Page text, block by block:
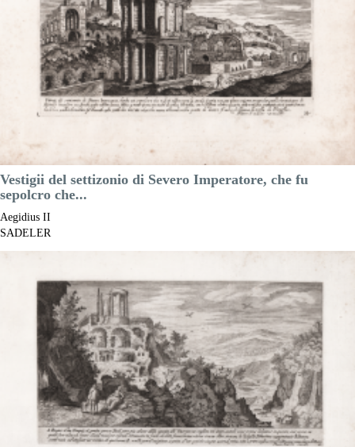
DESCRIZIONE
Vestigii del settizonio di Severo Imperatore, che fu
sepolcro che...
Aegidius II
SADELER
1606
Luogo di Stampa:
Praga
Prezzo
130,00 €
Anteprima
DESCRIZIONE